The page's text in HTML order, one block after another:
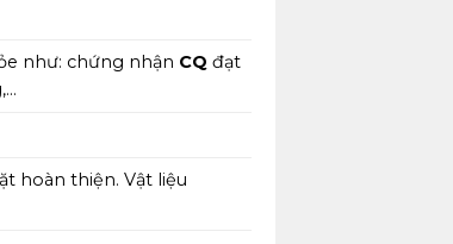
như: chứng nhận CQ đạt
hoàn thiện. Vật liệu